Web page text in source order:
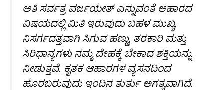
ಅತಿ ಸರ್ವತ್ರ ವರ್ಜಯೇತ್ ಎನ್ನುವಂತೆ ಆಹಾರದ
ವಿಷಯದಲ್ಲಿ ಮಿತಿ ಇರುವುದು ಬಹಳ ಮುಖ್ಯ.
ನಿಸರ್ಗದತ್ತವಾಗಿ ಸಿಗುವ ಹಣ್ಣು, ತರಕಾರಿ ಮತ್ತು
ಸಿರಿಧಾನ್ಯಗಳು ನಮ್ಮ ದೇಹಕ್ಕೆ ಬೇಕಾದ ಶಕ್ತಿಯನ್ನು
ನೀಡುತ್ತವೆ. ಕೃತಕ ಆಹಾರಗಳ ವ್ಯಸನದಿಂದ
ಹೊರಬರುವುದು ಇಂದಿನ ತುರ್ತು ಅಗತ್ಯವಾಗಿದೆ.